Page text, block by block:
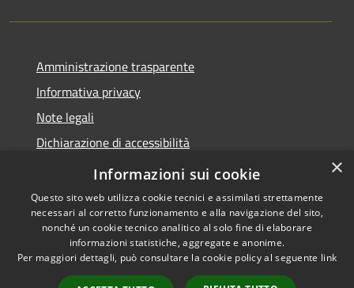
Amministrazione trasparente
Informativa privacy
Note legali
Dichiarazione di accessibilità
Link app municipium
Accessibilità
Copyright © 2026 • Comune di
Bardolino • Powered by
×
Informazioni sui cookie
Questo sito web utilizza cookie tecnici e assimilati strettamente
necessari al corretto funzionamento e alla navigazione del sito,
nonché un cookie tecnico analitico al solo fine di elaborare
informazioni statistiche, aggregate e anonime.
Per maggiori dettagli, può consultare la cookie policy al seguente link